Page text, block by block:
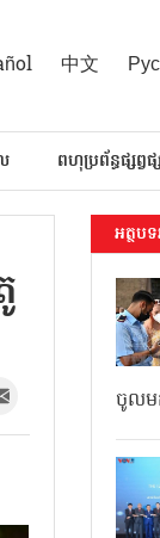
中文
ពហុប្រព័ន្ធផ្សព្វ
អត្ថប
ចូលម